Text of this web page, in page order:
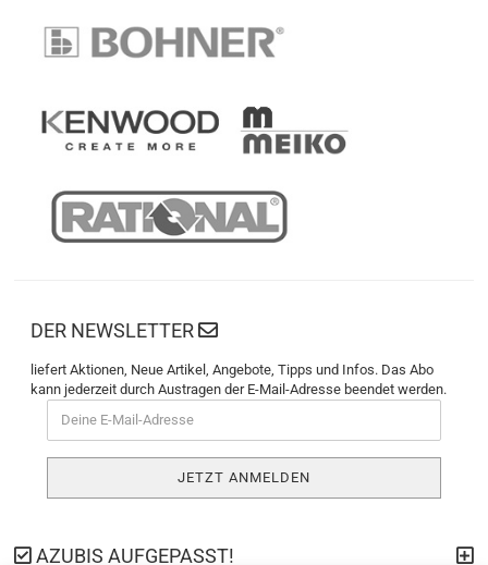
DER NEWSLETTER
liefert Aktionen, Neue Artikel, Angebote, Tipps und Infos. Das Abo
kann jederzeit durch Austragen der E-Mail-Adresse beendet werden.
AZUBIS AUFGEPASST!